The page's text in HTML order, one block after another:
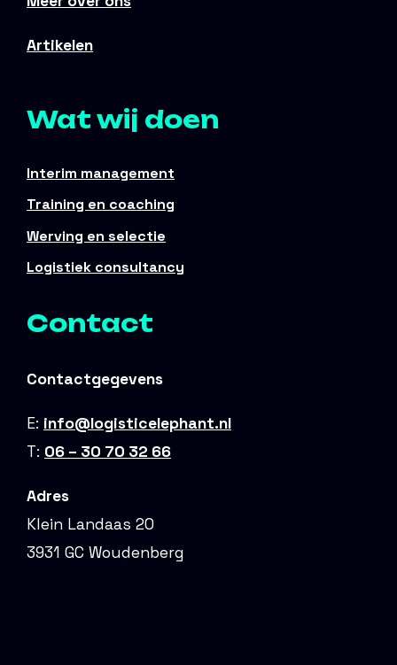
Artikelen
Wat wij doen
Interim management
Training en coaching
Werving en selectie
Logistiek consultancy
Contact
Contactgegevens
E: info@logisticelephant.nl
T: 06 – 30 70 32 66
Adres
Klein Landaas 20
3931 GC Woudenberg